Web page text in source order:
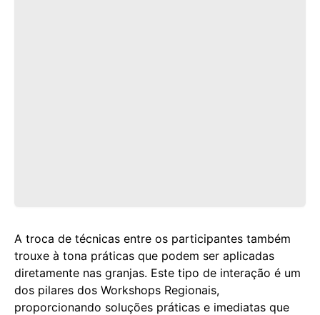
A troca de técnicas entre os participantes também
trouxe à tona práticas que podem ser aplicadas
diretamente nas granjas. Este tipo de interação é um
dos pilares dos Workshops Regionais,
proporcionando soluções práticas e imediatas que